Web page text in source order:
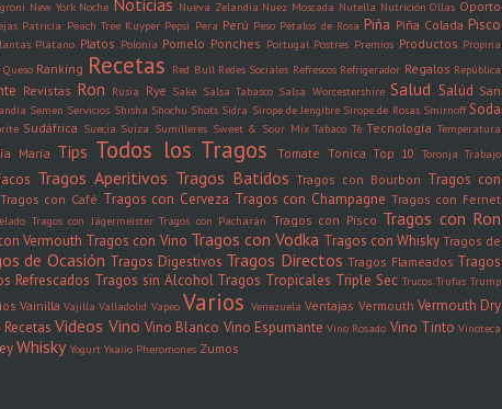
New York Noche Noticias Nueva Zelandia Nuez Moscada Nutella Nutrición Ollas Oporto
Patricia Peach Tree Kuyper Pepsi Pera Perú Peso Pétalos de Rosa Piña Piña Colada Pisco
Plátano Platos Polonia Pomelo Ponches Portugal Postres Premios Productos Propina
Queso Ranking Recetas Red Bull Redes Sociales Refrescos Refrigerador Regalos República
Revistas Ron Rusia Rye Sake Salsa Tabasco Salsa Worcestershire Salud Salúd San
Semen Servicios Shisha Shochu Shots Sidra Sirope de Jengibre Sirope de Rosas Smirnoff Soda
Sudáfrica Suecia Suiza Sumilleres Sweet & Sour Mix Tabaco Té Tecnología Temperatura
María Tips Todos los Tragos Tomate Tonica Top 10 Toronja Trabajo
Tragos Aperitivos Tragos Batidos Tragos con Bourbon Tragos con
Tragos con Café Tragos con Cerveza Tragos con Champagne Tragos con Fernet
Tragos con Jägermeister Tragos con Pacharán Tragos con Pisco Tragos con Ron
Vermouth Tragos con Vino Tragos con Vodka Tragos con Whisky Tragos de
de Ocasión Tragos Digestivos Tragos Directos Tragos Flameados Tragos
Refrescados Tragos sin Alcohol Tragos Tropicales Triple Sec Trucos Trufas Trump
Vainilla Vajilla Valladolid Vapeo Varios Venezuela Ventajas Vermouth Vermouth Dry
Videos Vino Vino Blanco Vino Espumante Vino Rosado Vino Tinto Vinoteca
Whisky Yogurt Yxaiio Pheromones Zumos